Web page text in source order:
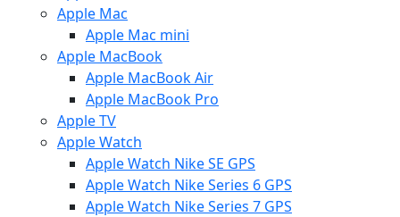
Apple Mac
Apple Mac mini
Apple MacBook
Apple MacBook Air
Apple MacBook Pro
Apple TV
Apple Watch
Apple Watch Nike SE GPS
Apple Watch Nike Series 6 GPS
Apple Watch Nike Series 7 GPS